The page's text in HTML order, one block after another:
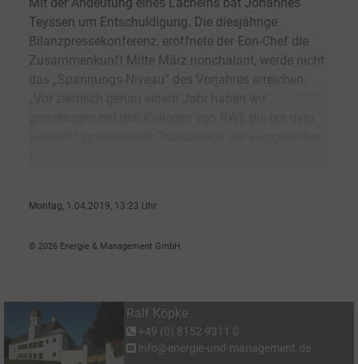
Teyssen um Entschuldigung. Die diesjährige
Bilanzpressekonferenz, eröffnete der Eon-Chef die
Zusammenkunft Mitte März nonchalant, werde nicht
das „Spannungs-Niveau“ des Vorjahres erreichen:
Montag, 1.04.2019, 13:23 Uhr
© 2026 Energie & Management GmbH
Ralf Köpke
+49 (0) 8152 9311 0
info@energie-und-management.de